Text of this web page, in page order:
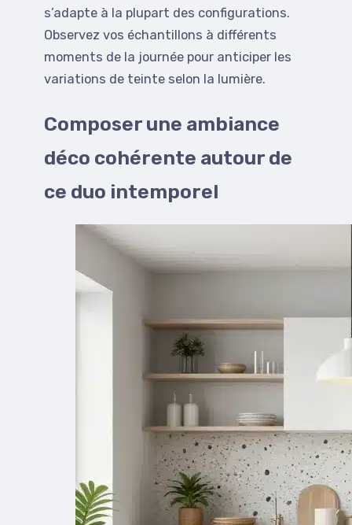
s’adapte à la plupart des configurations.
Observez vos échantillons à différents
moments de la journée pour anticiper les
variations de teinte selon la lumière.
Composer une ambiance
déco cohérente autour de
ce duo intemporel